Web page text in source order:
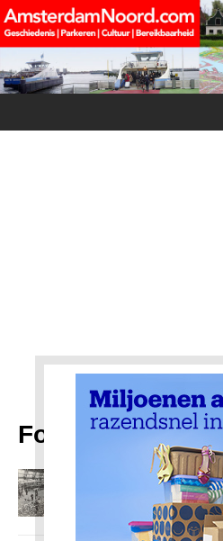
Fokker
Een
28 september 2019